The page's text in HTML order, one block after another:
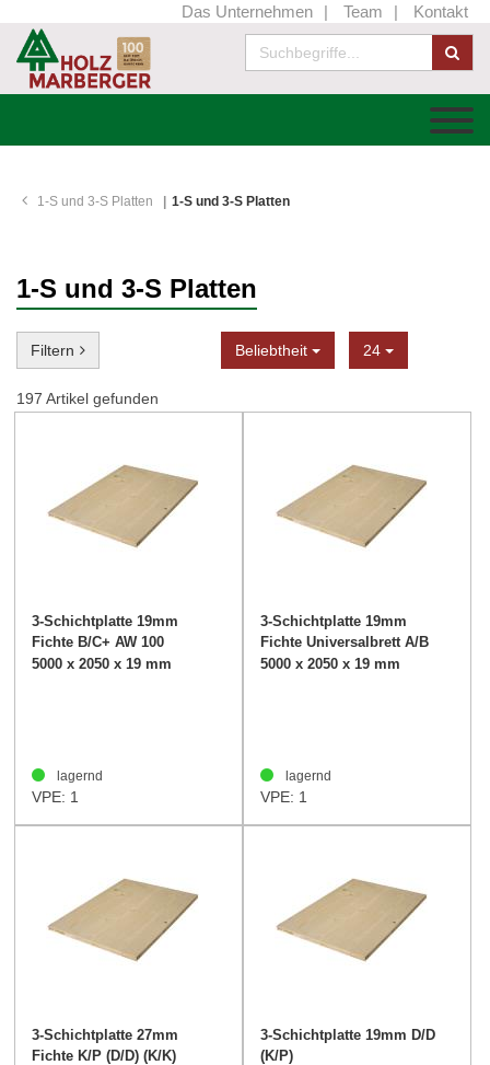
Das Unternehmen Team Kontakt
1-S und 3-S Platten 1-S und 3-S Platten
1-S und 3-S Platten
Filtern Beliebtheit Sortierung
24 Anzeige
197 Artikel gefunden
3-Schichtplatte 19mm
Fichte B/C+ AW 100
verleimt
5000 x 2050 x 19 mm
lagernd
VPE: 1
3-Schichtplatte 19mm
Fichte Universalbrett A/B
breite Lamlle
5000 x 2050 x 19 mm
lagernd
VPE: 1
3-Schichtplatte 27mm
Fichte K/P (D/D) (K/K)
3-Schichtplatte 19mm D/D
(K/P)